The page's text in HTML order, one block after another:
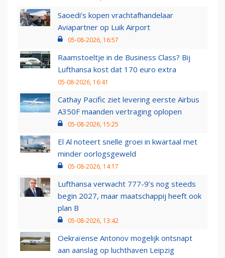
Saoedi’s kopen vrachtafhandelaar
Aviapartner op Luik Airport
05-08-2026, 16:57
Raamstoeltje in de Business Class? Bij
Lufthansa kost dat 170 euro extra
05-08-2026, 16:41
Cathay Pacific ziet levering eerste Airbus
A350F maanden vertraging oplopen
05-08-2026, 15:25
El Al noteert snelle groei in kwartaal met
minder oorlogsgeweld
05-08-2026, 14:17
Lufthansa verwacht 777-9’s nog steeds
begin 2027, maar maatschappij heeft ook
plan B
05-08-2026, 13:42
Oekraïense Antonov mogelijk ontsnapt
aan aanslag op luchthaven Leipzig